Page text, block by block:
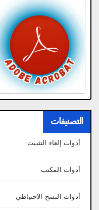
التصنيفات
أدوات إلغاء التثبيت
أدوات المكتب
أدوات النسخ الاحتياطي